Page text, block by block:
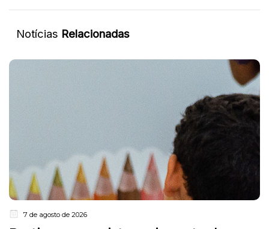
Notícias Relacionadas
7 de agosto de 2026